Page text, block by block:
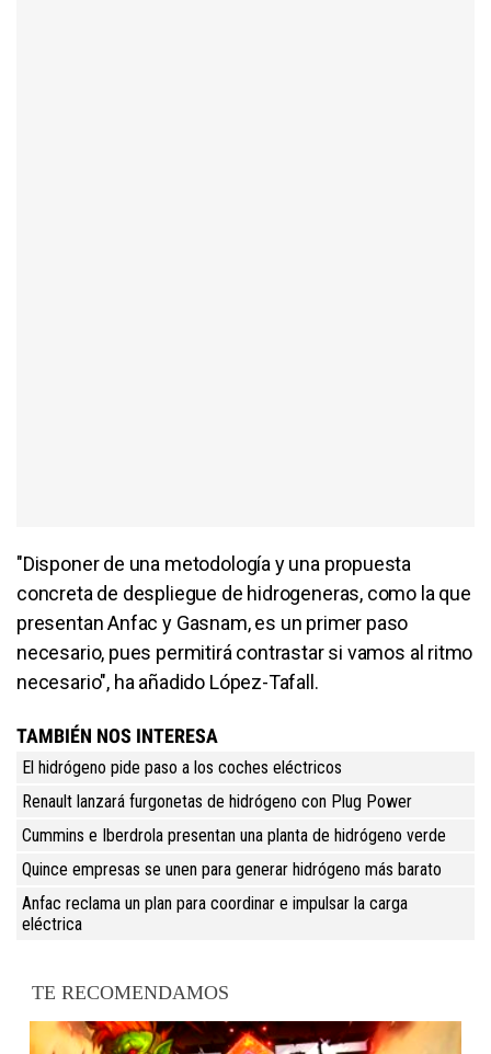
"Disponer de una metodología y una propuesta
concreta de despliegue de hidrogeneras, como la que
presentan Anfac y Gasnam, es un primer paso
necesario, pues permitirá contrastar si vamos al ritmo
necesario", ha añadido López-Tafall.
TAMBIÉN NOS INTERESA
El hidrógeno pide paso a los coches eléctricos
Renault lanzará furgonetas de hidrógeno con Plug Power
Cummins e Iberdrola presentan una planta de hidrógeno verde
Quince empresas se unen para generar hidrógeno más barato
Anfac reclama un plan para coordinar e impulsar la carga
eléctrica
TE RECOMENDAMOS